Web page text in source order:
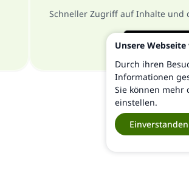
Schneller Zugriff auf Inhalte und
Unsere
Durch ihren
Informationen
Sie können
einstellen.
Einverstanden